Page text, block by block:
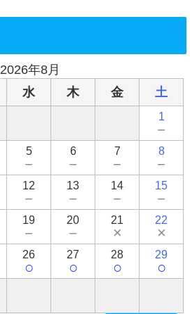
2026年8月
水 木 金 土
1
－
5
－
6
－
7
－
8
－
12
－
13
－
14
－
15
－
19
－
20
－
21
×
22
×
26
○
27
○
28
○
29
○